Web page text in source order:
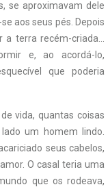
se aproximavam dele
aos seus pés. Depois
terra recém-criada…
e, ao acordá-lo,
que poderia
vida, quantas coisas
um homem lindo.
seus cabelos,
O casal teria uma
que os rodeava,